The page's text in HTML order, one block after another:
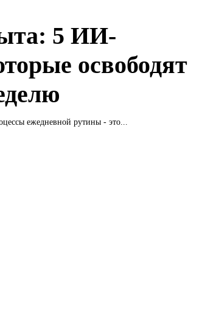
5 ИИ-
освободят
ежедневной рутины - это...